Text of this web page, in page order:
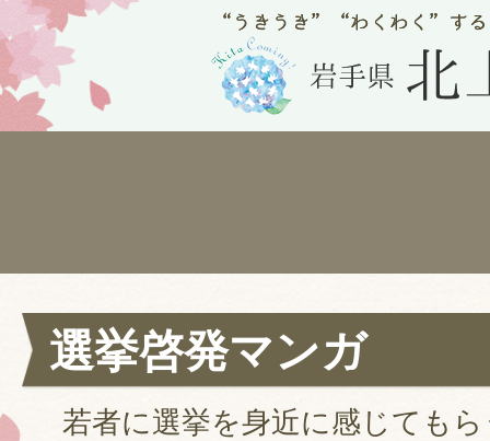
選挙啓発マンガ
若者に選挙を身近に感じても